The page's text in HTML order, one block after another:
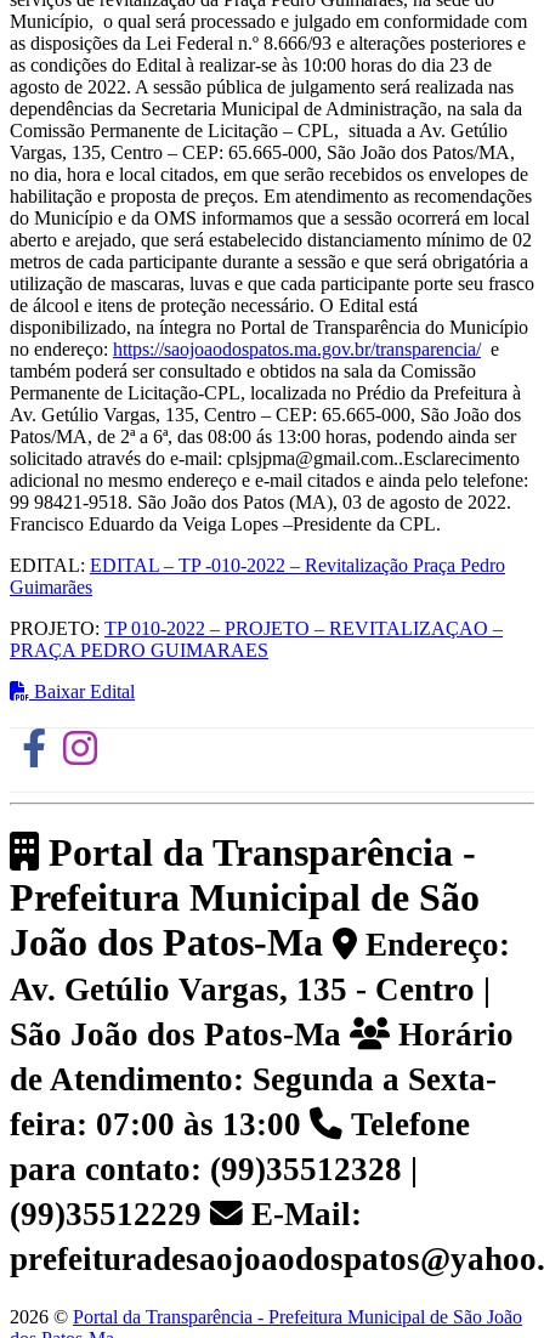
Município, o qual será processado e julgado em conformidade com
as disposições da Lei Federal n.º 8.666/93 e alterações posteriores e
as condições do Edital à realizar-se às 10:00 horas do dia 23 de
agosto de 2022. A sessão pública de julgamento será realizada nas
dependências da Secretaria Municipal de Administração, na sala da
Comissão Permanente de Licitação – CPL, situada a Av. Getúlio
Vargas, 135, Centro – CEP: 65.665-000, São João dos Patos/MA,
no dia, hora e local citados, em que serão recebidos os envelopes de
habilitação e proposta de preços. Em atendimento as recomendações
do Município e da OMS informamos que a sessão ocorrerá em local
aberto e arejado, que será estabelecido distanciamento mínimo de 02
metros de cada participante durante a sessão e que será obrigatória a
utilização de mascaras, luvas e que cada participante porte seu frasco
de álcool e itens de proteção necessário. O Edital está
disponibilizado, na íntegra no Portal de Transparência do Município
no endereço: https://saojoaodospatos.ma.gov.br/transparencia/e
também poderá ser consultado e obtidos na sala da Comissão
Permanente de Licitação-CPL, localizada no Prédio da Prefeitura à
Av. Getúlio Vargas, 135, Centro – CEP: 65.665-000, São João dos
Patos/MA, de 2ª a 6ª, das 08:00 ás 13:00 horas, podendo ainda ser
solicitado através do e-mail: cplsjpma@gmail.com..Esclarecimento
adicional no mesmo endereço e e-mail citados e ainda pelo telefone:
99 98421-9518. São João dos Patos (MA), 03 de agosto de 2022.
Francisco Eduardo da Veiga Lopes –Presidente da CPL.
EDITAL: EDITAL – TP -010-2022 – Revitalização Praça Pedro
Guimarães
PROJETO: TP 010-2022 – PROJETO – REVITALIZAÇAO –
PRAÇA PEDRO GUIMARAES
Baixar Edital
Portal da Transparência -
Prefeitura Municipal de São
João dos Patos-Ma
Endereço:
Av. Getúlio Vargas, 135 - Centro |
São João dos Patos-Ma
Horário
de Atendimento: Segunda a Sexta-
feira: 07:00 às 13:00
Telefone
para contato: (99)35512328 |
(99)35512229
E-Mail:
2026 © Portal da Transparência - Prefeitura Municipal de São João